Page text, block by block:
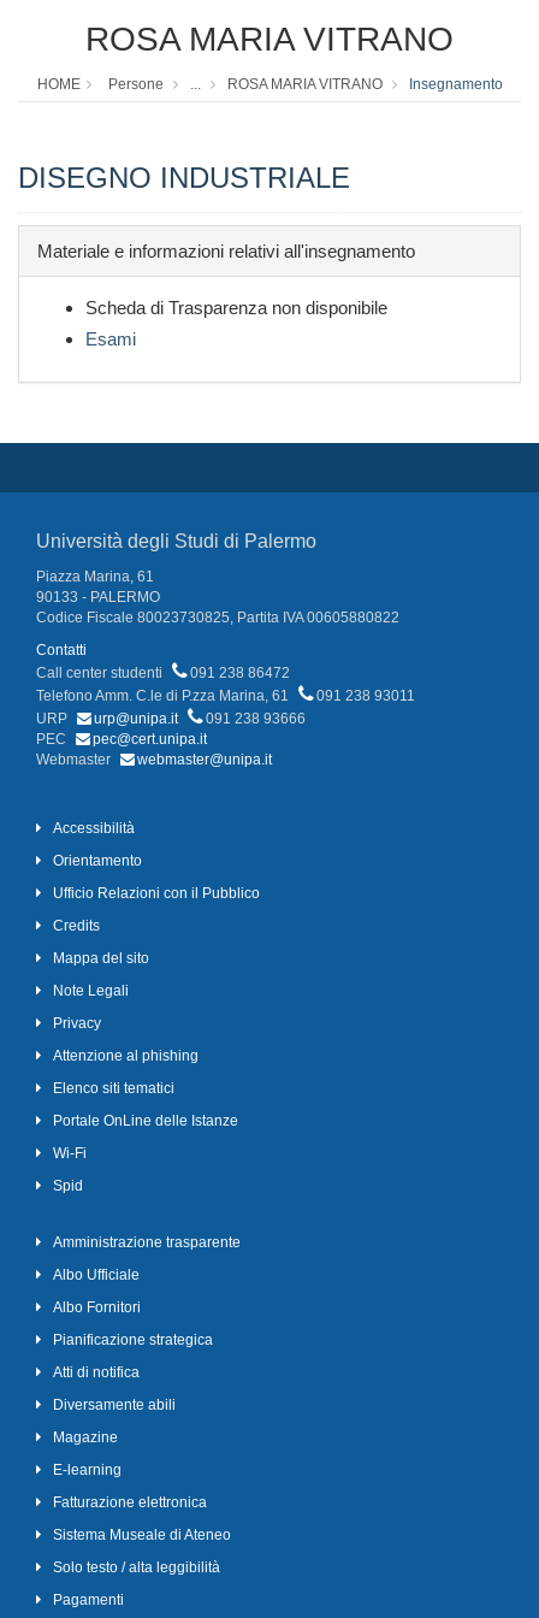
ROSA MARIA VITRANO
HOME Persone ... ROSA MARIA VITRANO Insegnamento
DISEGNO INDUSTRIALE
Materiale e informazioni relativi all'insegnamento
Scheda di Trasparenza non disponibile
Esami
Università degli Studi di Palermo
Piazza Marina, 61
90133 - PALERMO
Codice Fiscale 80023730825, Partita IVA 00605880822
Contatti
Call center studenti
091 238 86472
Telefono Amm. C.le di P.zza Marina, 61
091 238 93011
URP
urp@unipa.it
091 238 93666
PEC
pec@cert.unipa.it
Webmaster
webmaster@unipa.it
Accessibilità
Orientamento
Ufficio Relazioni con il Pubblico
Credits
Mappa del sito
Note Legali
Privacy
Attenzione al phishing
Elenco siti tematici
Portale OnLine delle Istanze
Wi-Fi
Spid
Amministrazione trasparente
Albo Ufficiale
Albo Fornitori
Pianificazione strategica
Atti di notifica
Diversamente abili
Magazine
E-learning
Fatturazione elettronica
Sistema Museale di Ateneo
Solo testo / alta leggibilità
Pagamenti